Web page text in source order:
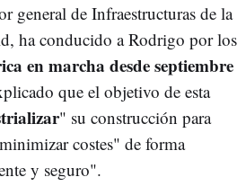
general de Infraestructuras de la
ha conducido a Rodrigo por los
en marcha desde septiembre
que el objetivo de esta
" su construcción para
costes" de forma
y seguro".